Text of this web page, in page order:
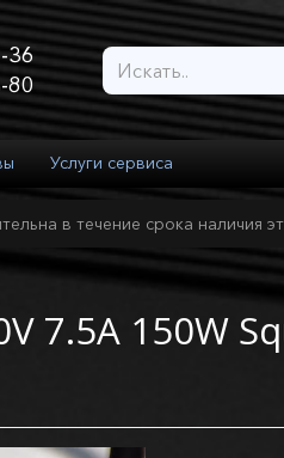
36
80
Услуги сервиса
в течение срока наличия
7.5A 150W